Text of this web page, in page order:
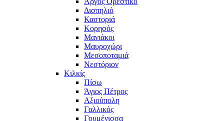
Δισπηλιό
Καστοριά
Κορησός
Μανιάκοι
Μαυροχώρι
Μεσοποταμιά
Νεστόριον
Κιλκίς
Πίσω
Άγιος Πέτρος
Αξιούπολη
Γαλλικός
Γουμένισσα